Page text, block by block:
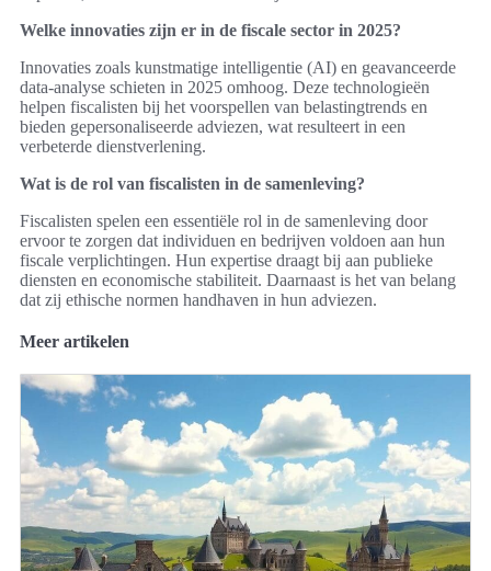
Welke innovaties zijn er in de fiscale sector in 2025?
Innovaties zoals kunstmatige intelligentie (AI) en geavanceerde
data-analyse schieten in 2025 omhoog. Deze technologieën
helpen fiscalisten bij het voorspellen van belastingtrends en
bieden gepersonaliseerde adviezen, wat resulteert in een
verbeterde dienstverlening.
Wat is de rol van fiscalisten in de samenleving?
Fiscalisten spelen een essentiële rol in de samenleving door
ervoor te zorgen dat individuen en bedrijven voldoen aan hun
fiscale verplichtingen. Hun expertise draagt bij aan publieke
diensten en economische stabiliteit. Daarnaast is het van belang
dat zij ethische normen handhaven in hun adviezen.
Meer artikelen